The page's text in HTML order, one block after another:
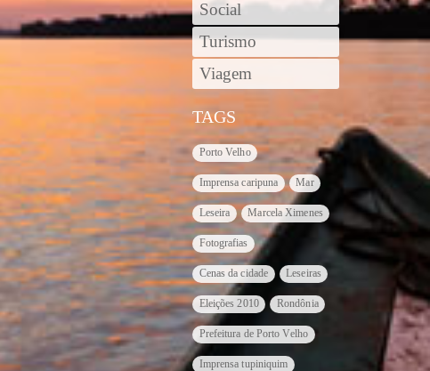
Social
Turismo
Viagem
TAGS
Porto Velho
Imprensa caripuna Mar
Leseira Marcela Ximenes
Fotografias
Cenas da cidade Leseiras
Eleições 2010 Rondônia
Prefeitura de Porto Velho
Imprensa tupiniquim